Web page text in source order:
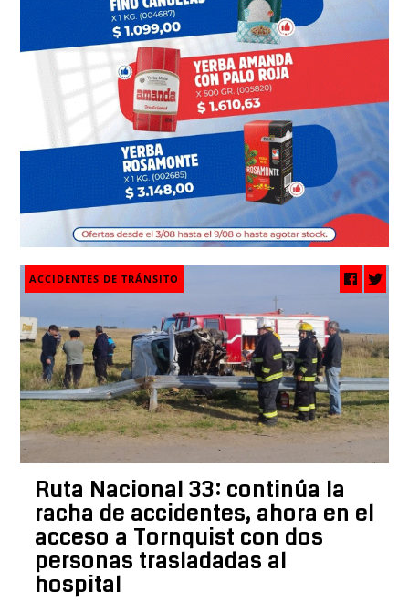
ACCIDENTES DE TRÁNSITO
Ruta Nacional 33: continúa la
racha de accidentes, ahora en el
acceso a Tornquist con dos
personas trasladadas al
hospital